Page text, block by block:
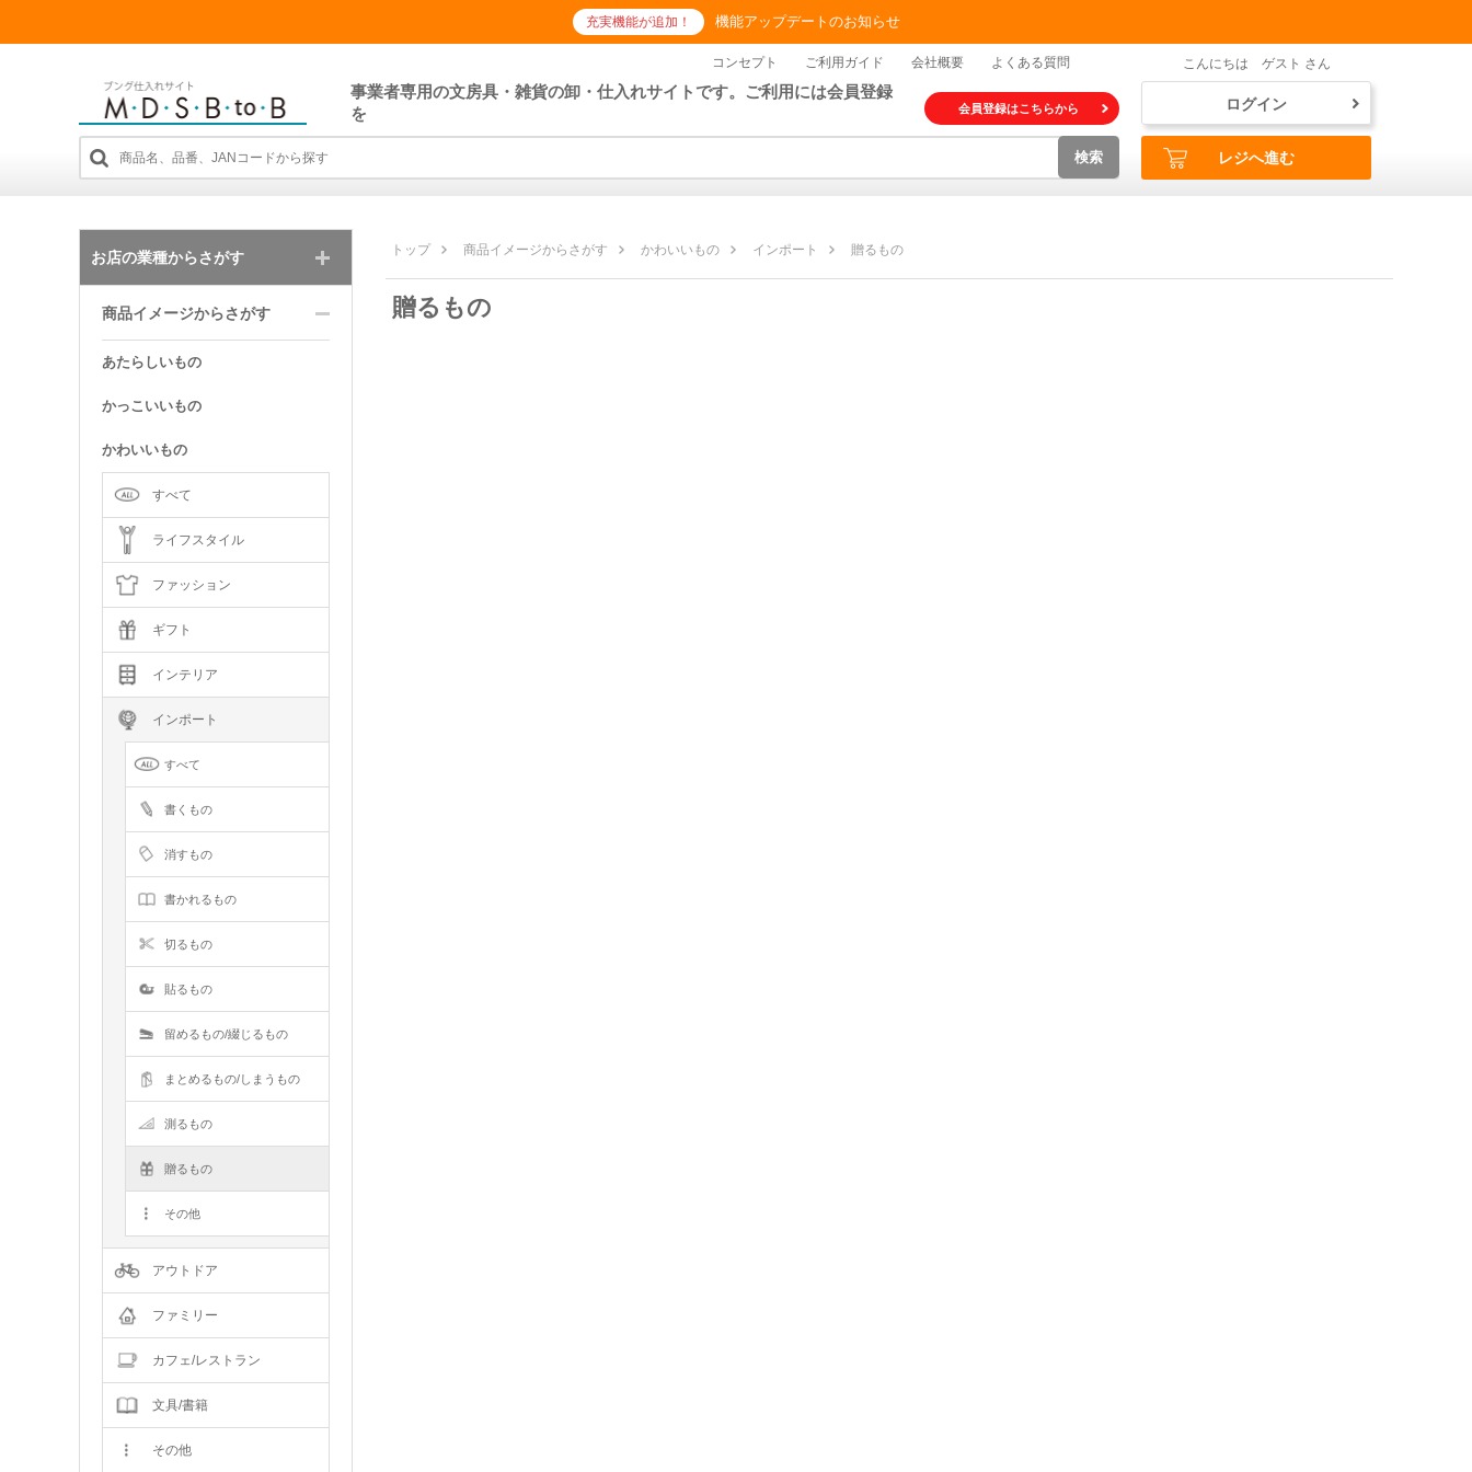
充実機能が追加！ 機能アップデートのお知らせ
コンセプト ご利用ガイド 会社概要 よくある質問
事業者専用の文房具・雑貨の卸・仕入れサイトです。ご利用には会員登録
を
会員登録はこちらから
検索
こんにちは ゲスト さん
ログイン
レジへ進む
トップ 商品イメージからさがす かわいいもの インポート 贈るもの
贈るもの
お店の業種からさがす
商品イメージからさがす
あたらしいもの
かっこいいもの
かわいいもの
すべて
ライフスタイル
ファッション
ギフト
インテリア
インポート
すべて
書くもの
消すもの
書かれるもの
切るもの
貼るもの
留めるもの/綴じるもの
まとめるもの/しまうもの
測るもの
贈るもの
その他
アウトドア
ファミリー
カフェ/レストラン
文具/書籍
その他